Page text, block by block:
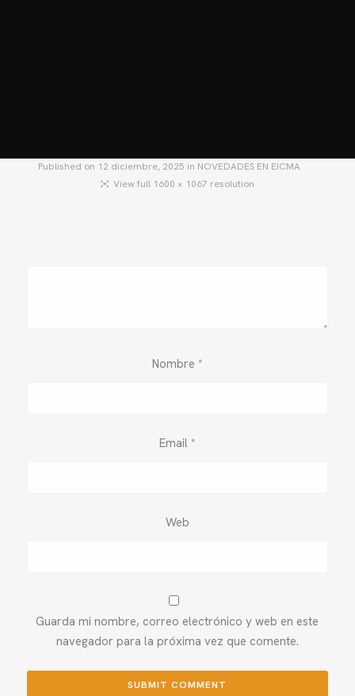
Published on 12 diciembre, 2025 in NOVEDADES EN EICMA
View full 1600 × 1067 resolution
Nombre *
Email *
Web
Guarda mi nombre, correo electrónico y web en este
navegador para la próxima vez que comente.